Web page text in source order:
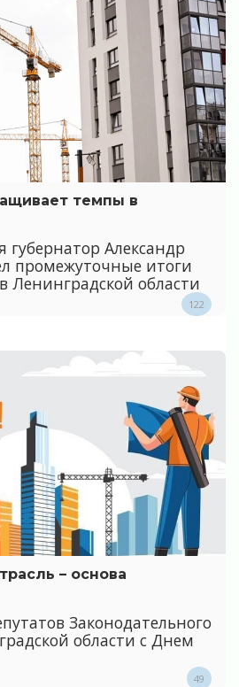
темпы в
губернатор Александр
промежуточные итоги
Ленинградской области
122
– основа
Законодательного
области с Днем
49